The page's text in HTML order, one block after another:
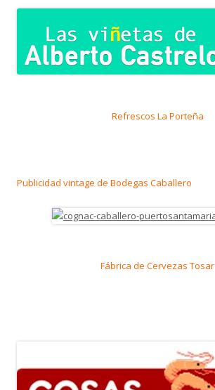
Refrescos La Porteña
Publicidad vintage de Bodegas Caballero
Fábrica de Cervezas Tosar